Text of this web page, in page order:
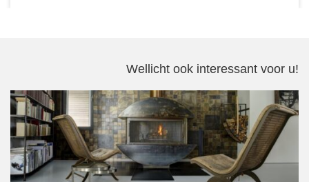
Wellicht ook interessant voor u!